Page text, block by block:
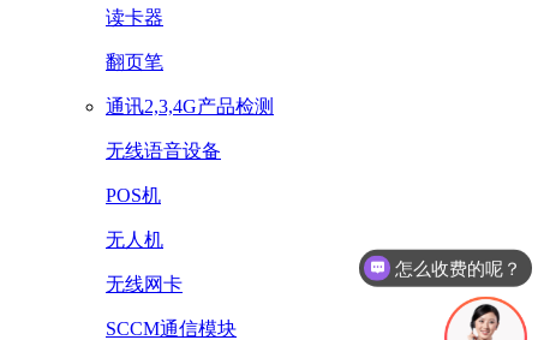
读卡器
翻页笔
通讯2,3,4G产品检测
无线语音设备
POS机
无人机
无线网卡
SCCM通信模块
怎么收费的呢？